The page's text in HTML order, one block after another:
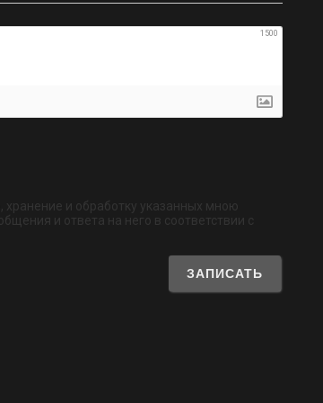
1500
хранение и обработку указанных мною
и ответа на него в соответствии с